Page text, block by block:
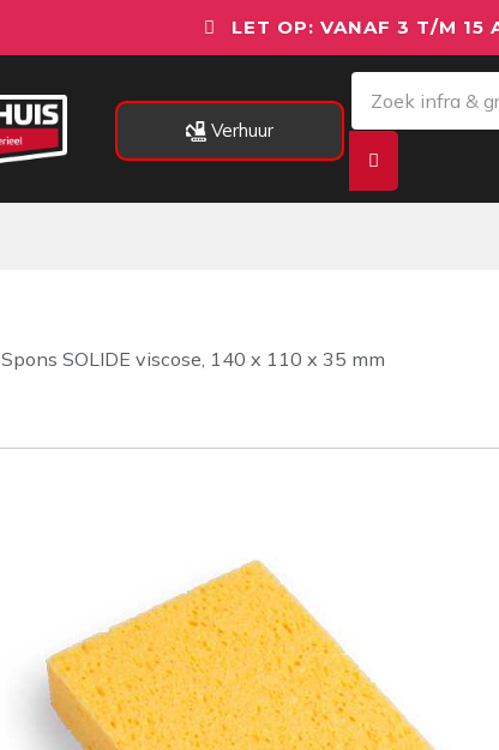
LET OP: VANAF 3 T/M 15
Verhuur
Spons SOLIDE viscose, 140 x 110 x 35 mm